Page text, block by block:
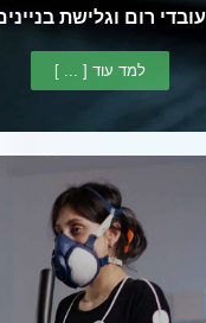
עובדי רום וגלישת בניינים
למד עוד [ ... ]